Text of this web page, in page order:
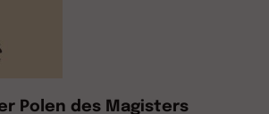
Polen des Magisters